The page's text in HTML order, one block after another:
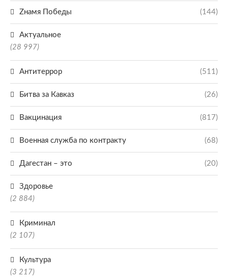
Zнамя Победы (144)
Актуальное
(28 997)
Антитеррор (511)
Битва за Кавказ (26)
Вакцинация (817)
Военная служба по контракту (68)
Дагестан – это (20)
Здоровье
(2 884)
Криминал
(2 107)
Культура
(3 217)